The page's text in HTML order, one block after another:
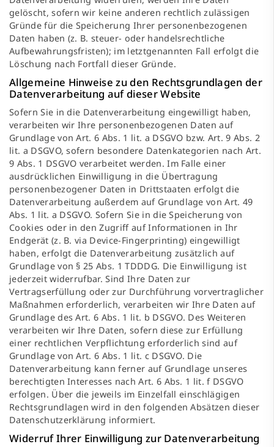
gelöscht, sofern wir keine anderen rechtlich zulässigen
Gründe für die Speicherung Ihrer personenbezogenen
Daten haben (z. B. steuer- oder handelsrechtliche
Aufbewahrungsfristen); im letztgenannten Fall erfolgt die
Löschung nach Fortfall dieser Gründe.
Allgemeine Hinweise zu den Rechtsgrundlagen der
Datenverarbeitung auf dieser Website
Sofern Sie in die Datenverarbeitung eingewilligt haben,
verarbeiten wir Ihre personenbezogenen Daten auf
Grundlage von Art. 6 Abs. 1 lit. a DSGVO bzw. Art. 9 Abs. 2
lit. a DSGVO, sofern besondere Datenkategorien nach Art.
9 Abs. 1 DSGVO verarbeitet werden. Im Falle einer
ausdrücklichen Einwilligung in die Übertragung
personenbezogener Daten in Drittstaaten erfolgt die
Datenverarbeitung außerdem auf Grundlage von Art. 49
Abs. 1 lit. a DSGVO. Sofern Sie in die Speicherung von
Cookies oder in den Zugriff auf Informationen in Ihr
Endgerät (z. B. via Device-Fingerprinting) eingewilligt
haben, erfolgt die Datenverarbeitung zusätzlich auf
Grundlage von § 25 Abs. 1 TDDDG. Die Einwilligung ist
jederzeit widerrufbar. Sind Ihre Daten zur
Vertragserfüllung oder zur Durchführung vorvertraglicher
Maßnahmen erforderlich, verarbeiten wir Ihre Daten auf
Grundlage des Art. 6 Abs. 1 lit. b DSGVO. Des Weiteren
verarbeiten wir Ihre Daten, sofern diese zur Erfüllung
einer rechtlichen Verpflichtung erforderlich sind auf
Grundlage von Art. 6 Abs. 1 lit. c DSGVO. Die
Datenverarbeitung kann ferner auf Grundlage unseres
berechtigten Interesses nach Art. 6 Abs. 1 lit. f DSGVO
erfolgen. Über die jeweils im Einzelfall einschlägigen
Rechtsgrundlagen wird in den folgenden Absätzen dieser
Datenschutzerklärung informiert.
Widerruf Ihrer Einwilligung zur Datenverarbeitung